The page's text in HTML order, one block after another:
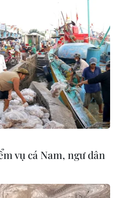
chấn' tại
ngay từ
tế ITF
vụ cá Nam, ngư dân